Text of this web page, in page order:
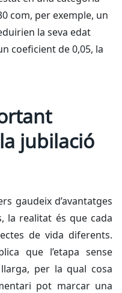
com, per exemple, un
la seva edat
coeficient de 0,05, la
jubilació
gaudeix d’avantatges
la realitat és que cada
de vida diferents.
que l’etapa sense
per la qual cosa
pot marcar una